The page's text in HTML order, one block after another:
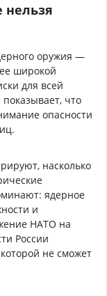
нельзя
оружия —
широкой
для всей
что
опасности
насколько
ядерное
и
НАТО на
России
не сможет